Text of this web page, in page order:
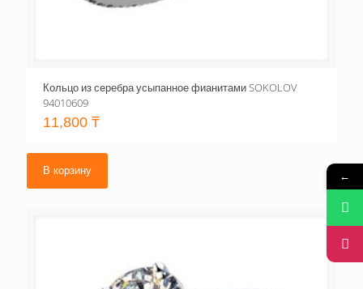
Кольцо из серебра усыпанное фианитами SOKOLOV
94010609
11,800 ₸
В корзину ←